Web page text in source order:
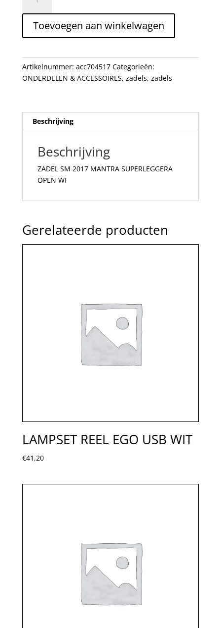
2017
MANTRA
SUPERLEGGERA
WI
aantal
Toevoegen aan winkelwagen
Artikelnummer: acc704517 Categorieën:
ONDERDELEN & ACCESSOIRES, zadels, zadels
Beschrijving
Beschrijving
ZADEL SM 2017 MANTRA SUPERLEGGERA
OPEN WI
Gerelateerde producten
LAMPSET REEL EGO USB WIT
€41,20